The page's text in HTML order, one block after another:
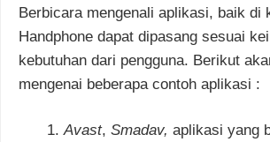
Berbicara mengenali aplikasi, baik di
Handphone dapat dipasang sesuai
kebutuhan dari pengguna. Berikut
mengenai beberapa contoh aplikasi :
Avast, Smadav, aplikasi yang